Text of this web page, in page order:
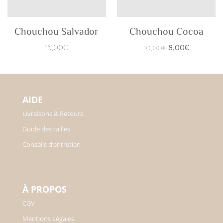
Chouchou Salvador
15,00€
Chouchou Cocoa
10,00€Le
initial
8,00€Le
actuel
AIDE
Livraisons & Retours
Guide des tailles
Conseils d’entretien
À PROPOS
CGV
Mentions Légales